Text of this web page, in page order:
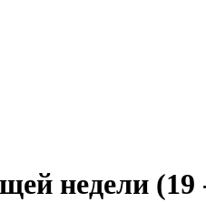
недели (19